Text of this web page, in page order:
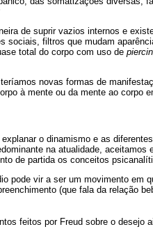
de suprir vazios internos e
sociais, filtros que mudam
total do corpo com uso de
novas formas de
à mente ou da mente ao corpo
o dinamismo e as
na atualidade, aceitamos
de partida os conceitos
pode vir a ser um movimento em
(que fala da relação
feitos por Freud sobre o desejo